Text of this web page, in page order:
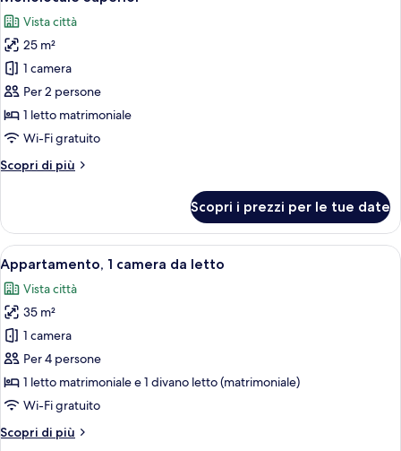
tutte
le
foto
per
Monolocale
Superior
Vista città
25 m²
1 camera
Per 2 persone
1 letto matrimoniale
Wi-Fi gratuito
Scopri di più
Altri
Superior
Scopri i prezzi per le tue date
Apri
tutte
le
foto
per
Appartamento,
1
camera
letto
Un letto con biancheria bianca e
9
Appartamento, 1 camera da letto
Vista città
35 m²
1 camera
Per 4 persone
1 letto matrimoniale e 1 divano letto (matrimoniale)
Wi-Fi gratuito
Scopri di più
Altri